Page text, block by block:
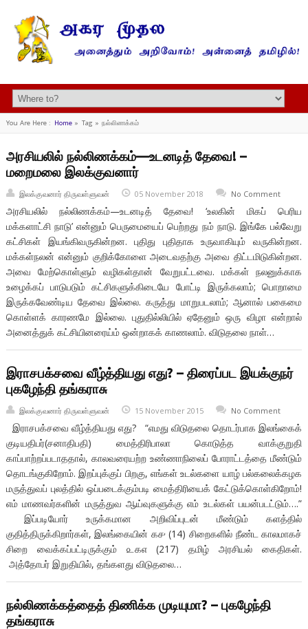
You Are Here : Home» Tag » நல்லிணக்கம்
அரசியலில் நல்லிணக்கம்—உடனடித் தேவை! –
மறைமலை இலக்குவனார்
இலக்குவனார் திருவள்ளுவன் 05 November 2018 No Comment
அரசியலில் நல்லிணக்கம்—உடனடித் தேவை! ‘உலகின் மிகப் பெரிய
மக்களாட்சி நாடு’ என்னும் பெருமையைப் பெற்றது நம் நாடு. இங்கே பல்வேறு
கட்சிகள் இயங்கிவருகின்றன. புதிது புதிதாக உருவாகியும் வருகின்றன.
மக்கள்நலன் என்னும் குறிக்கோளை அடைவதற்கு அவை திட்டமிடுகின்றன.
அவை மேற்கொள்ளும் வழிகள்தான் வேறுபட்டவை. மக்கள் நலனுக்காக
உழைக்கப் பாடுபடும் கட்சிகளுக்கிடையே போட்டி இருக்கலாம்; பொறாமை
இருக்கவேண்டிய தேவை இல்லை. கருத்து மாறுபடலாம்; ஆனால் பகைமை
கொள்ளக் காரணமே இல்லை. புதுதில்லியில் ஏதேனும் ஒரு விழா என்றால்
அனைத்துக் கட்சியினரைய்ம் ஒன்றாகக் காணலாம். விடுதலை நாள்…
இராசபக்சவை வீழ்த்தியது எது? – திரைப்பட இயக்குநர்
புகழேந்தி தங்கராசு
இலக்குவனார் திருவள்ளுவன் 15 November 2015 No Comment
இராசபக்சவை வீழ்த்தியது எது? “எமது விடுதலை தொடர்பாக இலங்கைக்
குடியதிபர்(சனாதிபதி) மைத்திரிபாலா கொடுத்த வாக்குறுதி
காப்பாற்றப்படாததால், காலவரையற்ற உண்ணாநிலைப் போராட்டத்தை மீண்டும்
தொடங்குகிறோம். இறப்புக்குப் பிறகு, எங்கள் உடல்களை யாழ் பல்கலைக்கழக
மருத்துவப் புலத்தில் ஒப்படைக்கும்படி மைத்திரியைக் கேட்டுக்கொள்கிறோம்!
எம் மாணவர்களின் மருத்துவ ஆய்வுகளுக்கு எம் உடல்கள் பயன்படட்டும்….”
இப்படியோர் உருக்கமான அறிவிப்புடன் மீண்டும் களத்தில்
குதித்திருக்கிறார்கள், இலங்கையின் ௧௪ (14) சிறைகளில் நீண்ட காலமாகச்
சிறை வைக்கப்பட்டிருக்கும் ௨௧௭ (217) தமிழ் அரசியல் கைதிகள்.
அத்தோபர் இறுதியில், தங்களது விடுதலை…
நல்லிணக்கத்தைத் திணிக்க முடியுமா? – புகழேந்தி
தங்கராசு